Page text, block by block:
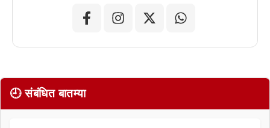
🕘 संबंधित बातम्या